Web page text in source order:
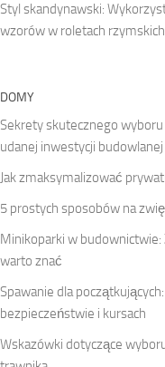
Styl skandynawski:
wzorów w roletach rzymskich
DOMY
Sekrety skutecznego
udanej inwestycji budowlanej
Jak zmaksymalizować
5 prostych sposobów na
Minikoparki w budownictwie:
warto znać
Spawanie dla
bezpieczeństwie i kursach
Wskazówki dotyczące